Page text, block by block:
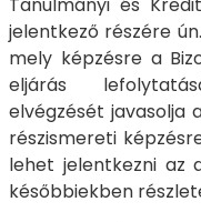
jelentkező részére
mely képzésre a
eljárás
elvégzését javasolja
részismereti
lehet jelentkezni az
későbbiekben